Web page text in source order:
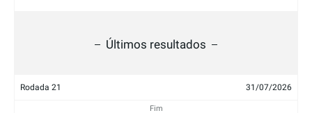
Últimos resultados
Rodada 21 31/07/2026
Fim